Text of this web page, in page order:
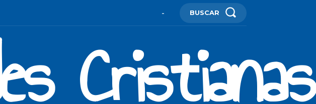
- BUSCAR
Cristianas